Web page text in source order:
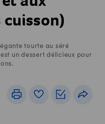
cuisson)
tourte au séré
un dessert délicieux pour
ImprimerLivre de recettes
Listes de